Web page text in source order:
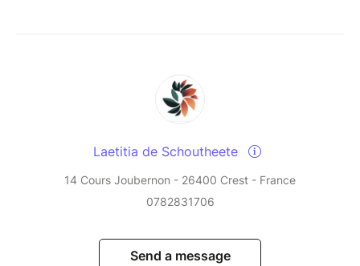
Laetitia de Schoutheete
14 Cours Joubernon - 26400 Crest - France
0782831706
Send a message